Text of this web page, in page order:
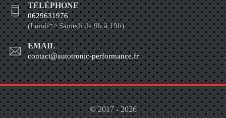
TÉLÉPHONE
0629631976
(Lundi=> Samedi de 9h à 19h)
EMAIL
contact@autotronic-performance.fr
© 2017 - 2026